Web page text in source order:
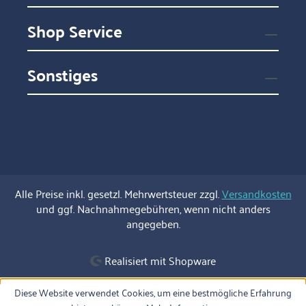
Shop Service
Sonstiges
Alle Preise inkl. gesetzl. Mehrwertsteuer zzgl.Versandkosten
und ggf. Nachnahmegebühren, wenn nicht anders
angegeben.
Realisiert mit Shopware
Diese Website verwendet Cookies, um eine bestmögliche Erfahrung